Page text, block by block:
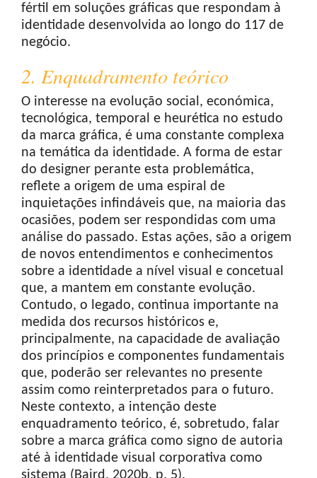
fértil em soluções gráficas que respondam à
identidade desenvolvida ao longo do 117 de
negócio.
2. Enquadramento teórico
O interesse na evolução social, económica,
tecnológica, temporal e heurética no estudo
da marca gráfica, é uma constante complexa
na temática da identidade. A forma de estar
do designer perante esta problemática,
reflete a origem de uma espiral de
inquietações infindáveis que, na maioria das
ocasiões, podem ser respondidas com uma
análise do passado. Estas ações, são a origem
de novos entendimentos e conhecimentos
sobre a identidade a nível visual e concetual
que, a mantem em constante evolução.
Contudo, o legado, continua importante na
medida dos recursos históricos e,
principalmente, na capacidade de avaliação
dos princípios e componentes fundamentais
que, poderão ser relevantes no presente
assim como reinterpretados para o futuro.
Neste contexto, a intenção deste
enquadramento teórico, é, sobretudo, falar
sobre a marca gráfica como signo de autoria
até à identidade visual corporativa como
sistema (Baird, 2020b, p. 5).